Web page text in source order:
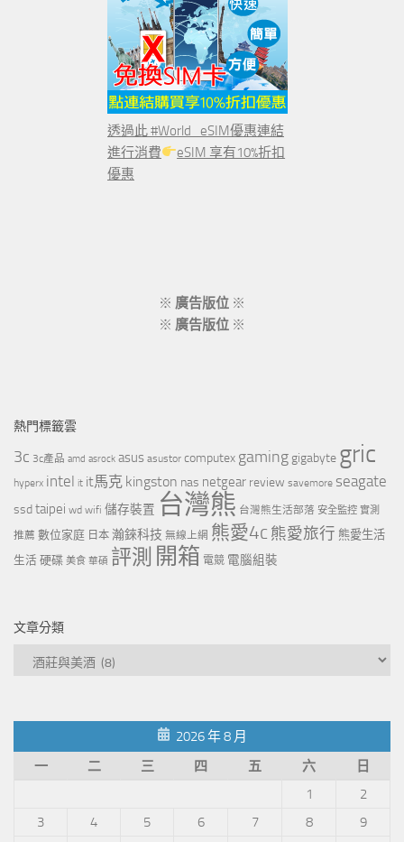
透過此 #World_eSIM優惠連結
進行消費
eSIM 享有10%折扣
優惠
※ 廣告版位 ※
※ 廣告版位 ※
熱門標籤雲
3c 3c產品 amd asrock asus asustor computex gaming gigabyte gric
hyperx intel it it馬克 kingston nas netgear review savemore seagate
ssdtaipei wd wifi 儲存裝置 台灣熊 台灣熊生活部落 安全監控 實測
推薦 數位家庭 日本 瀚錸科技 無線上網 熊愛4c熊愛旅行 熊愛生活
生活 硬碟 美食 華碩 評測 開箱 電競 電腦組裝
文章分類
類
2026 年 8 月
一
二 三 四 五 六
日
1
2
3
4 5 6 7 8
9